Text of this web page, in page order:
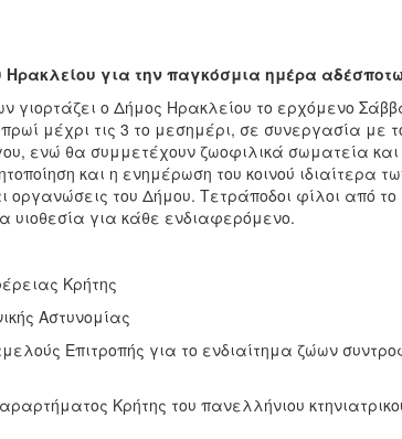
για την παγκόσμια ημέρα
ο Δήμος Ηρακλείου το ερχόμενο
πρωί μέχρι τις 3 το μεσημέρι, σε συνεργασία με
ενώ θα συμμετέχουν ζωοφιλικά σωματεία
και η ενημέρωση του κοινού ιδιαίτερα
του Δήμου. Τετράποδοι φίλοι από
υιοθεσία για κάθε ενδιαφερόμενο.
Κρήτης
Αστυνομίας
Επιτροπής για το ενδιαίτημα ζώων
Κρήτης του πανελλήνιου